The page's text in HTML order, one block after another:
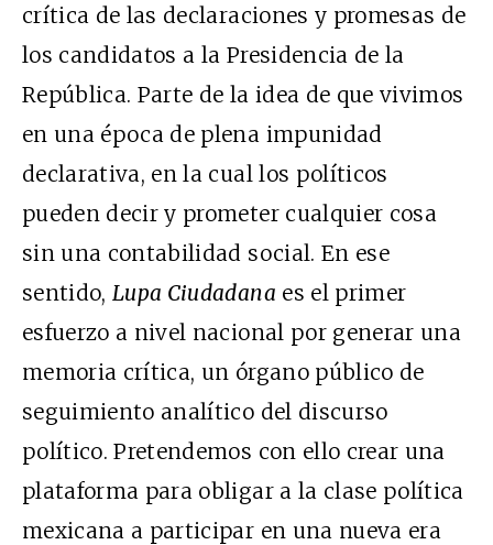
crítica de las declaraciones y promesas de
los candidatos a la Presidencia de la
República. Parte de la idea de que vivimos
en una época de plena impunidad
declarativa, en la cual los políticos
pueden decir y prometer cualquier cosa
sin una contabilidad social. En ese
sentido,Lupa Ciudadana es el primer
esfuerzo a nivel nacional por generar una
memoria crítica, un órgano público de
seguimiento analítico del discurso
político. Pretendemos con ello crear una
plataforma para obligar a la clase política
mexicana a participar en una nueva era